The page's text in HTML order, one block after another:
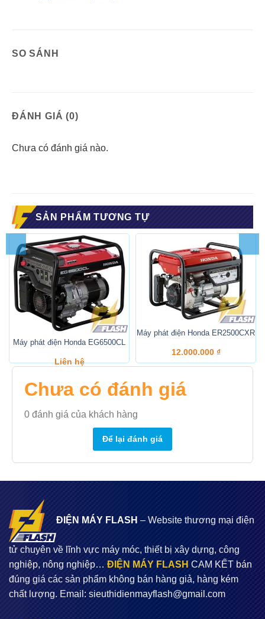
SO SÁNH
ĐÁNH GIÁ (0)
Chưa có đánh giá nào.
SẢN PHẨM TƯƠNG TỰ
Máy phát điện Honda EG6500CL
Liên hệ
Máy phát điện Honda ER2500CXR
12.000.000 ₫
Chưa có đánh giá
0 đánh giá của khách hàng
Để lại đánh giá
ĐIỆN MÁY FLASH – Website thương mại điện
tử chuyên về lĩnh vực máy móc, thiết bị xây dựng, công
nghiệp, nông nghiệp… ĐIỆN MÁY FLASH CAM KẾT bán
đúng giá các sản phẩm không bán hàng giả, hàng kém
chất lượng. Email: sieuthidienmayflash@gmail.com